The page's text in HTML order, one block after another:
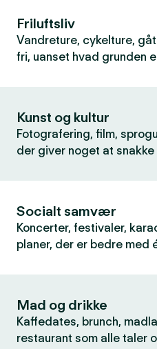
Friluftsliv
Vandreture, cykelture,
fri, uanset hvad grunden
Kunst og kultur
Fotografering, film,
der giver noget at snakke
Socialt samvær
Koncerter, festivaler,
planer, der er bedre med
Mad og drikke
Kaffedates, brunch,
restaurant som alle taler